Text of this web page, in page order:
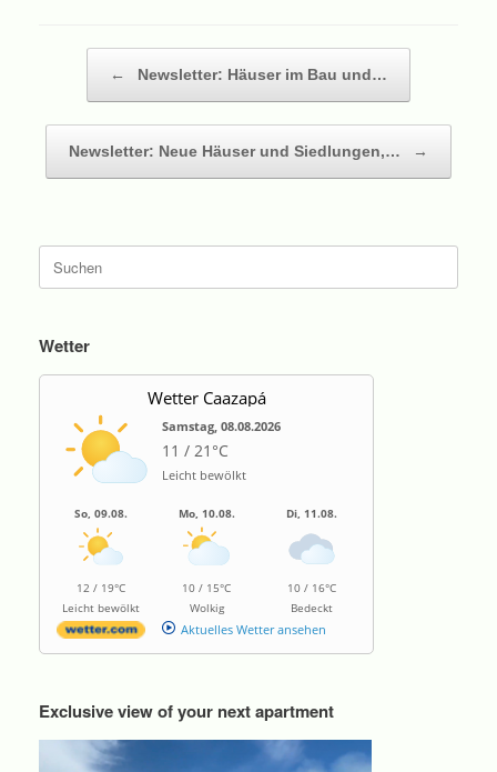
Beitragsnavigation
← Newsletter: Häuser im Bau und…
Newsletter: Neue Häuser und Siedlungen,… →
nach:
Wetter
Wetter Caazapá
Samstag, 08.08.2026
11 / 21°C
Leicht bewölkt
So, 09.08.
12 / 19°C
Leicht bewölkt
Mo, 10.08.
10 / 15°C
Wolkig
Di, 11.08.
10 / 16°C
Bedeckt
Aktuelles Wetter ansehen
Exclusive view of your next apartment